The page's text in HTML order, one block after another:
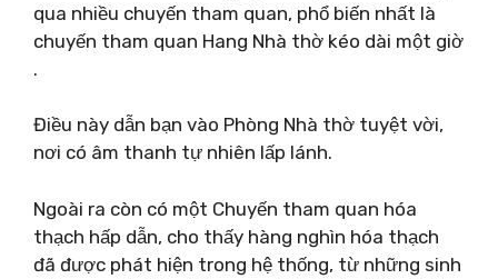
qua nhiều chuyến tham quan, phổ biến nhất là
chuyến tham quan Hang Nhà thờ kéo dài một giờ
.
Điều này dẫn bạn vào Phòng Nhà thờ tuyệt vời,
nơi có âm thanh tự nhiên lấp lánh.
Ngoài ra còn có một Chuyến tham quan hóa
thạch hấp dẫn, cho thấy hàng nghìn hóa thạch
đã được phát hiện trong hệ thống, từ những sinh